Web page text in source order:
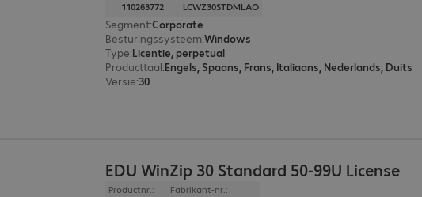
110263772
LCWZ30STDMLAO
Segment:Corporate
Besturingssysteem:Windows
Type:Licentie, perpetual
Producttaal:Engels, Spaans, Frans, Italiaans, Nederlands, Duits
Versie:30
EDU WinZip 30 Standard 50-99U License
Productnr.:
Fabrikant-nr.: